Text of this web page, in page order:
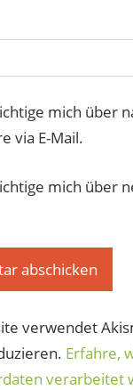
mich über
via E-Mail.
mich über
verwendet
Erfahre,
verarbeitet